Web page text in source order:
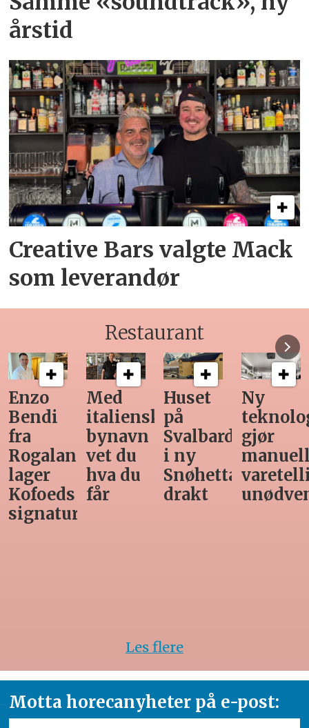
årstid
Creative Bars valgte Mack
som leverandør
Restaurant
Med
italiensk
bynavn
vet du
hva du
får
Huset
på
Svalbard
i ny
Snøhetta-
drakt
Ny
teknologi
gjør
manuell
varetelling
unødvendig
Siste
Horeca-
før
Les flere
Motta horecanyheter på e-post: